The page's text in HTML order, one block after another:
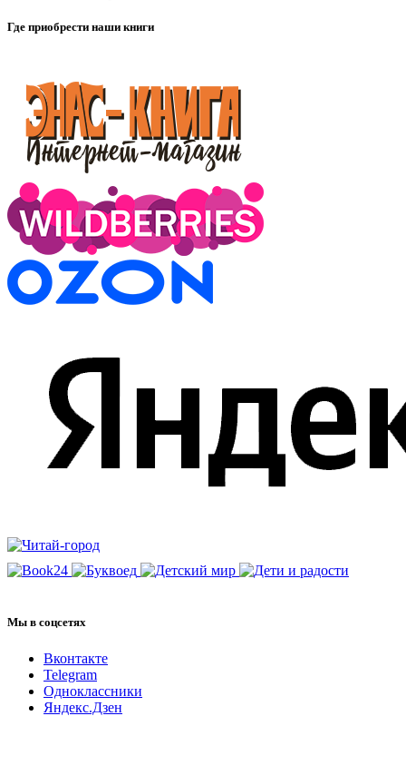
Где приобрести наши книги
Мы в соцсетях
Вконтакте
Telegram
Одноклассники
Яндекс.Дзен